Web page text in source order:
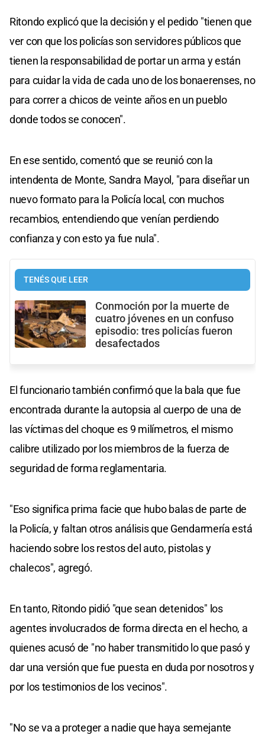
Ritondo explicó que la decisión y el pedido "tienen que
ver con que los policías son servidores públicos que
tienen la responsabilidad de portar un arma y están
para cuidar la vida de cada uno de los bonaerenses, no
para correr a chicos de veinte años en un pueblo
donde todos se conocen".
En ese sentido, comentó que se reunió con la
intendenta de Monte, Sandra Mayol, "para diseñar un
nuevo formato para la Policía local, con muchos
recambios, entendiendo que venían perdiendo
confianza y con esto ya fue nula".
TENÉS QUE LEER
Conmoción por la muerte de
cuatro jóvenes en un confuso
episodio: tres policías fueron
desafectados
El funcionario también confirmó que la bala que fue
encontrada durante la autopsia al cuerpo de una de
las víctimas del choque es 9 milímetros, el mismo
calibre utilizado por los miembros de la fuerza de
seguridad de forma reglamentaria.
"Eso significa prima facie que hubo balas de parte de
la Policía, y faltan otros análisis que Gendarmería está
haciendo sobre los restos del auto, pistolas y
chalecos", agregó.
En tanto, Ritondo pidió "que sean detenidos" los
agentes involucrados de forma directa en el hecho, a
quienes acusó de "no haber transmitido lo que pasó y
dar una versión que fue puesta en duda por nosotros y
por los testimonios de los vecinos".
"No se va a proteger a nadie que haya semejante